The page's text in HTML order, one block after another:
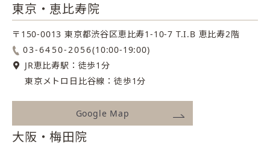
東京・恵比寿院
〒150-0013 東京都渋谷区恵比寿1-10-7 T.I.B 恵比寿2階
03-6450-2056(10:00-19:00)
JR恵比寿駅：徒歩1分
東京メトロ日比谷線：徒歩1分
Google Map
大阪・梅田院